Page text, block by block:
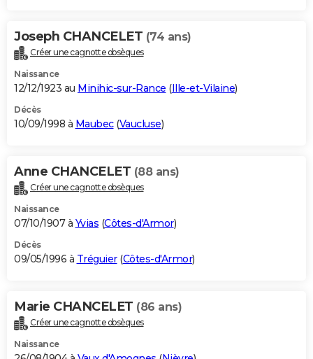
Joseph CHANCELET (74 ans)
Créer une cagnotte obsèques
Naissance
12/12/1923 au Minihic-sur-Rance (Ille-et-Vilaine)
Décès
10/09/1998 à Maubec(Vaucluse)
Anne CHANCELET (88 ans)
Créer une cagnotte obsèques
Naissance
07/10/1907 à Yvias (Côtes-d'Armor)
Décès
09/05/1996 à Tréguier(Côtes-d'Armor)
Marie CHANCELET (86 ans)
Créer une cagnotte obsèques
Naissance